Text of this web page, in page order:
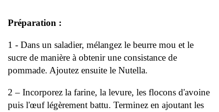
Préparation :
1 - Dans un saladier, mélangez le beurre mou et le
sucre de manière à obtenir une consistance de
pommade. Ajoutez ensuite le Nutella.
2 – Incorporez la farine, la levure, les flocons d'avoine
puis l'œuf légèrement battu. Terminez en ajoutant les